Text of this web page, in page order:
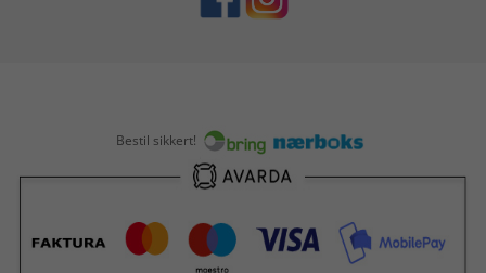
Bestil sikkert!